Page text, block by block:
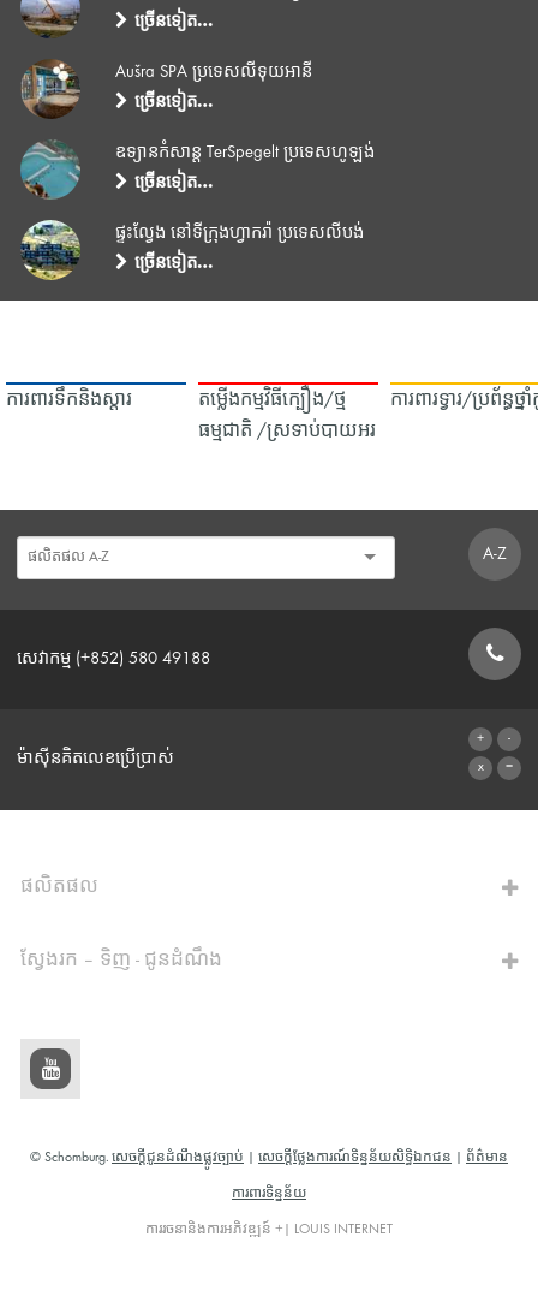
ច្រើនទៀត…
Aušra SPA ប្រទេសលីទុយអានី
ច្រើនទៀត…
ឧទ្យានកំសាន្ត TerSpegelt ប្រទេសហូឡង់
ច្រើនទៀត…
ផ្ទះល្វែង នៅទីក្រុងហ្វាករ៉ា ប្រទេសលីបង់
ច្រើនទៀត…
ការពារទឹក​និង​ស្ដារ
តម្លើងកម្មវិធីក្បឿង/ថ្ម
ធម្មជាតិ /ស្រទាប់បាយអរ
ការពារទ្វារ/ប្រព័ន្ធថ្ន
A-Z
សេវាកម្ម (+852) 580 49188
ម៉ាស៊ីនគិតលេខប្រើប្រាស់
ផលិតផល
ស្វែងរក – ទិញ - ជូនដំណឹង
© Schomburg. សេចក្តីជូនដំណឹងផ្លូវច្បាប់ សេចក្តីថ្លែងការណ៍ទិន្នន័យសិទ្ធិឯកជន ព័ត៌មាន
ការពារទិន្នន័យ
ការរចនានិងការអភិវឌ្ឍន៍ +| LOUIS INTERNET